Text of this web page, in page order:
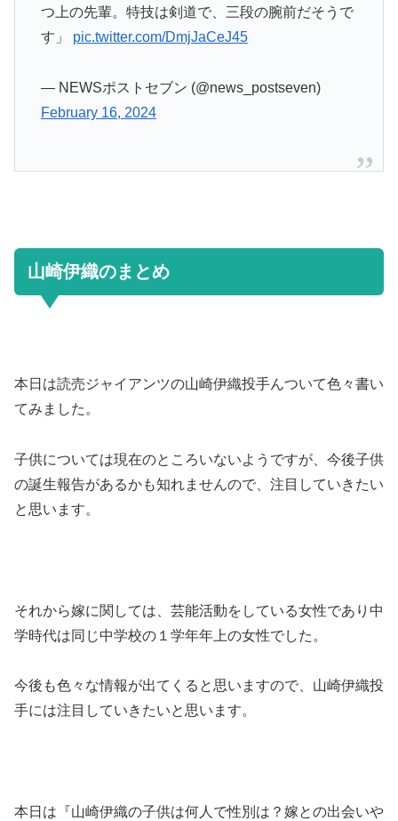
つ上の先輩。特技は剣道で、三段の腕前だそうで
す」 pic.twitter.com/DmjJaCeJ45
— NEWSポストセブン (@news_postseven)
February 16, 2024
山崎伊織のまとめ
本日は読売ジャイアンツの山崎伊織投手んついて色々書い
てみました。
子供については現在のところいないようですが、今後子供
の誕生報告があるかも知れませんので、注目していきたい
と思います。
それから嫁に関しては、芸能活動をしている女性であり中
学時代は同じ中学校の１学年年上の女性でした。
今後も色々な情報が出てくると思いますので、山崎伊織投
手には注目していきたいと思います。
本日は『山崎伊織の子供は何人で性別は？嫁との出会いや